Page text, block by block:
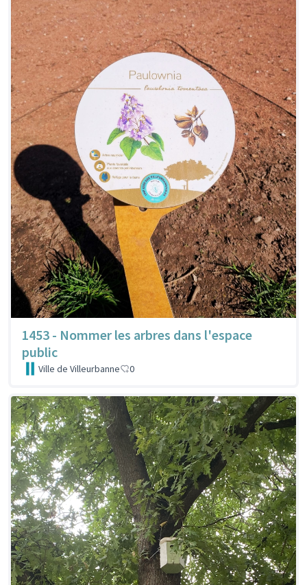
1453 - Nommer les arbres dans l'espace
public
Ville de Villeurbanne 0